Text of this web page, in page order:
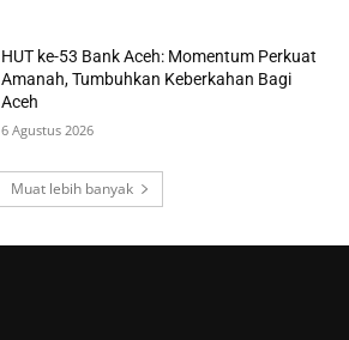
HUT ke-53 Bank Aceh: Momentum Perkuat
Amanah, Tumbuhkan Keberkahan Bagi
Aceh
6 Agustus 2026
Muat lebih banyak